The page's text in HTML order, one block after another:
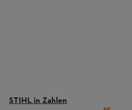
STIHL in Zahlen